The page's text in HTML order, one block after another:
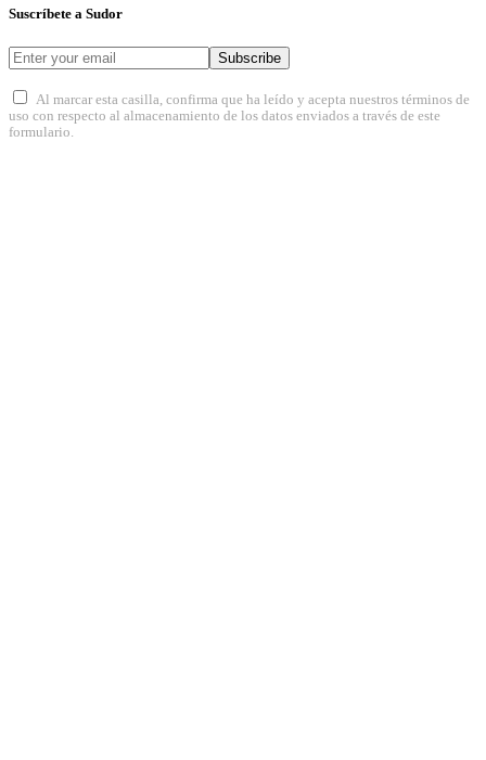
Suscríbete a Sudor
Subscribe
Al marcar esta casilla, confirma que ha leído y acepta nuestros términos de
uso con respecto al almacenamiento de los datos enviados a través de este
formulario.